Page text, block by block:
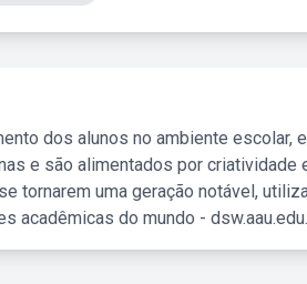
dos alunos no ambiente escolar,
e são alimentados por criatividade
tornarem uma geração notável,
acadêmicas do mundo -